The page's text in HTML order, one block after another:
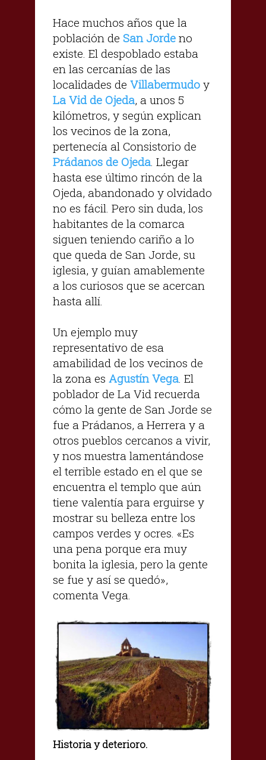
Hace muchos años que la
población de San Jorde no
existe. El despoblado estaba
en las cercanías de las
localidades de Villabermudo y
La Vid de Ojeda, a unos 5
kilómetros, y según explican
los vecinos de la zona,
pertenecía al Consistorio de
Prádanos de Ojeda. Llegar
hasta ese último rincón de la
Ojeda, abandonado y olvidado
no es fácil. Pero sin duda, los
habitantes de la comarca
siguen teniendo cariño a lo
que queda de San Jorde, su
iglesia, y guían amablemente
a los curiosos que se acercan
hasta allí.
Un ejemplo muy
representativo de esa
amabilidad de los vecinos de
la zona es Agustín Vega. El
poblador de La Vid recuerda
cómo la gente de San Jorde se
fue a Prádanos, a Herrera y a
otros pueblos cercanos a vivir,
y nos muestra lamentándose
el terrible estado en el que se
encuentra el templo que aún
tiene valentía para erguirse y
mostrar su belleza entre los
campos verdes y ocres. «Es
una pena porque era muy
bonita la iglesia, pero la gente
se fue y así se quedó»,
comenta Vega.
Historia y deterioro.